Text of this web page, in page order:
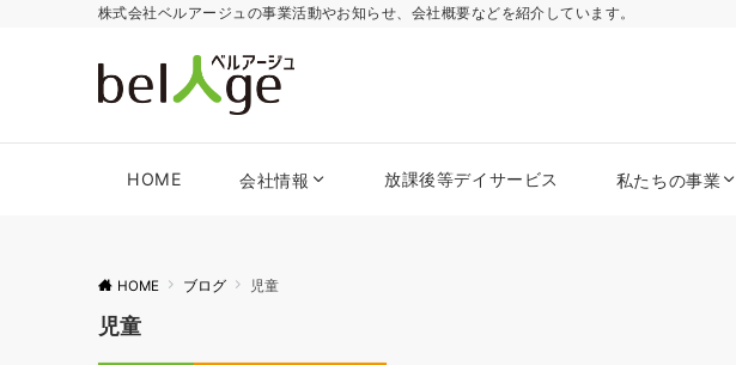
株式会社ベルアージュの事業活動やお知らせ、会社概要などを紹介しています。
HOME 会社情報 放課後等デイサービス 私たちの事業
HOME ブログ 児童
児童